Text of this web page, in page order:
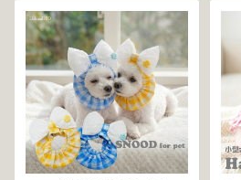
の洋服 猫の洋服 春 夏 洋服 女
の子 小型 おしゃれ かわいい 送
料無料 返品交換不可
か